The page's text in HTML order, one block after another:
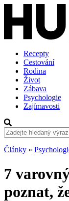
Recepty
Cestování
Rodina
Život
Zábava
Psychologie
Zajímavosti
Články »
7
poznat,